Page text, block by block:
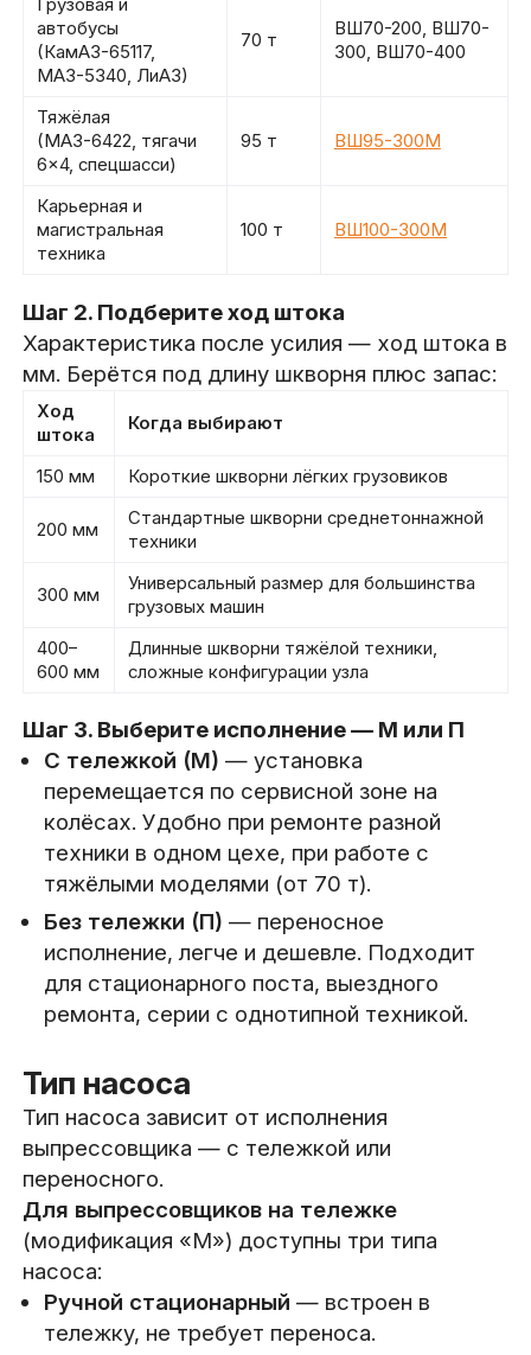
Грузовая и
автобусы
(КамАЗ-65117,
МАЗ-5340, ЛиАЗ)
70 т
ВШ70-200, ВШ70-
300, ВШ70-400
Тяжёлая
(МАЗ-6422, тягачи
6×4, спецшасси)
95 т ВШ95-300М
Карьерная и
магистральная
техника
100 т ВШ100-300М
Шаг 2. Подберите ход штока
Характеристика после усилия — ход штока в
мм. Берётся под длину шкворня плюс запас:
Ход
штока
Когда выбирают
150 мм Короткие шкворни лёгких грузовиков
200 мм
Стандартные шкворни среднетоннажной
техники
300 мм
Универсальный размер для большинства
грузовых машин
400–
600 мм
Длинные шкворни тяжёлой техники,
сложные конфигурации узла
Шаг 3. Выберите исполнение — М или П
С тележкой (М) — установка
перемещается по сервисной зоне на
колёсах. Удобно при ремонте разной
техники в одном цехе, при работе с
тяжёлыми моделями (от 70 т).
Без тележки (П) — переносное
исполнение, легче и дешевле. Подходит
для стационарного поста, выездного
ремонта, серии с однотипной техникой.
Тип насоса
Тип насоса зависит от исполнения
выпрессовщика — с тележкой или
переносного.
Для выпрессовщиков на тележке
(модификация «М») доступны три типа
насоса:
Ручной стационарный — встроен в
тележку, не требует переноса.